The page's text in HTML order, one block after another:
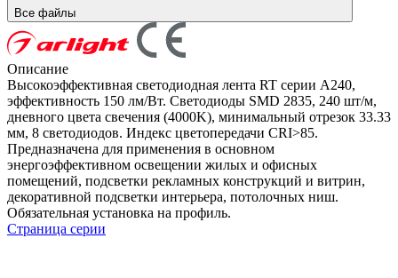
Все файлы
Описание
Высокоэффективная светодиодная лента RT серии A240,
эффективность 150 лм/Вт. Светодиоды SMD 2835, 240 шт/м,
дневного цвета свечения (4000K), минимальный отрезок 33.33
мм, 8 светодиодов. Индекс цветопередачи CRI>85.
Предназначена для применения в основном
энергоэффективном освещении жилых и офисных
помещений, подсветки рекламных конструкций и витрин,
декоративной подсветки интерьера, потолочных ниш.
Обязательная установка на профиль.
Страница серии